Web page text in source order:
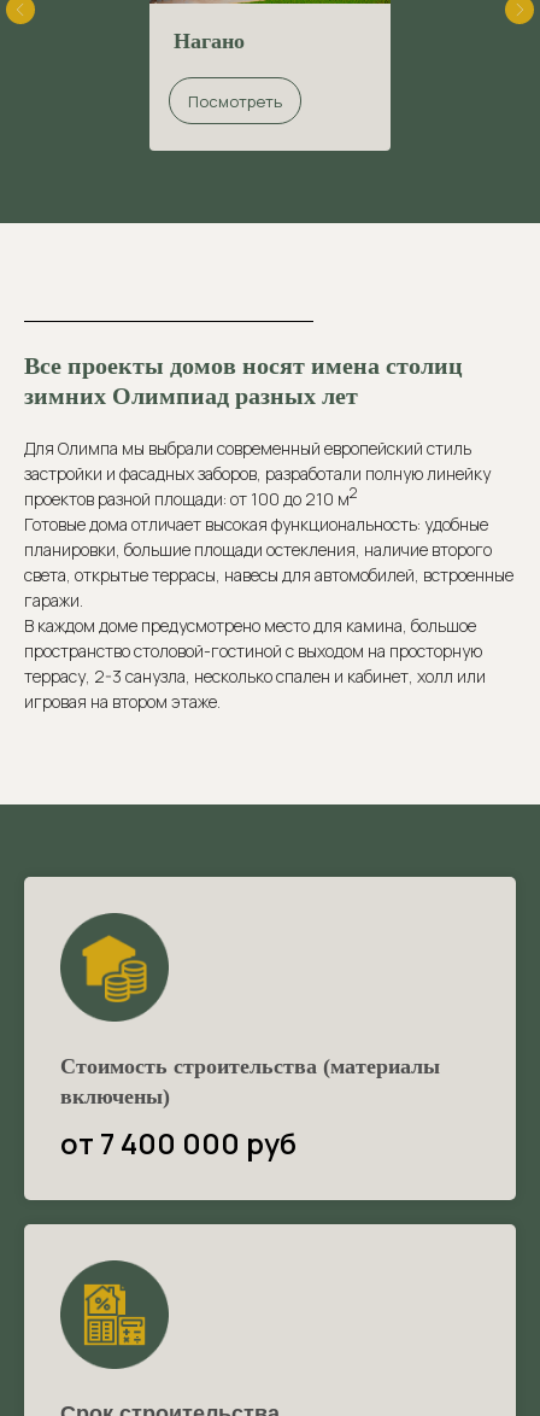
Нагано
Посмотреть
Все проекты домов носят имена столиц
зимних Олимпиад разных лет
Для Олимпа мы выбрали современный европейский стиль
застройки и фасадных заборов, разработали полную линейку
проектов разной площади: от 100 до 210 м2
Готовые дома отличает высокая функциональность: удобные
планировки, большие площади остекления, наличие второго
света, открытые террасы, навесы для автомобилей, встроенные
гаражи.
В каждом доме предусмотрено место для камина, большое
пространство столовой-гостиной с выходом на просторную
террасу, 2-3 санузла, несколько спален и кабинет, холл или
игровая на втором этаже.
Стоимость строительства (материалы
включены)
от 7 400 000 руб